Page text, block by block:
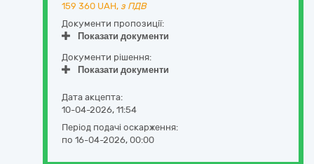
159 360 UAH, з ПДВ
Документи пропозиції:
Показати документи
Документи рішення:
Показати документи
Дата акцепта:
10-04-2026, 11:54
Період подачі оскарження:
по 16-04-2026, 00:00